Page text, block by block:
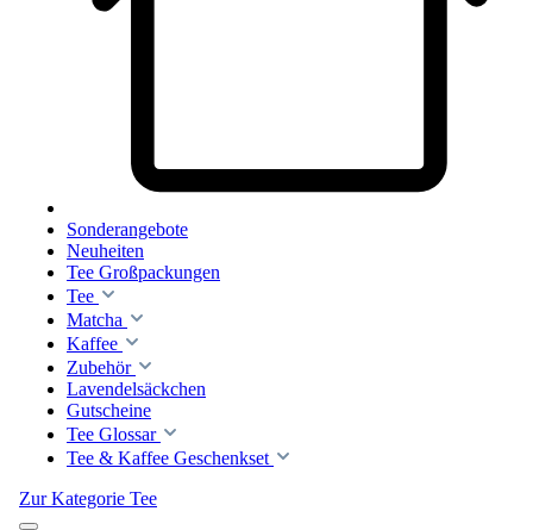
Sonderangebote
Neuheiten
Tee Großpackungen
Tee
Matcha
Kaffee
Zubehör
Lavendelsäckchen
Gutscheine
Tee Glossar
Tee & Kaffee Geschenkset
Zur Kategorie Tee